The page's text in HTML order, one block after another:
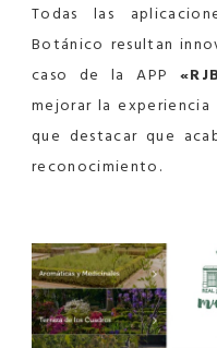
Todas las
Botánico resultan
caso de la APP
mejorar la
que destacar que
reconocimiento.